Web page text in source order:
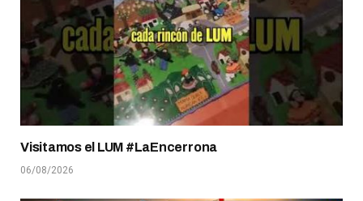
Visitamos el LUM #LaEncerrona
06/08/2026